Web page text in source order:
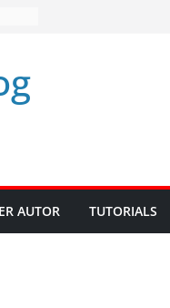
AUTOR TUTORIALS